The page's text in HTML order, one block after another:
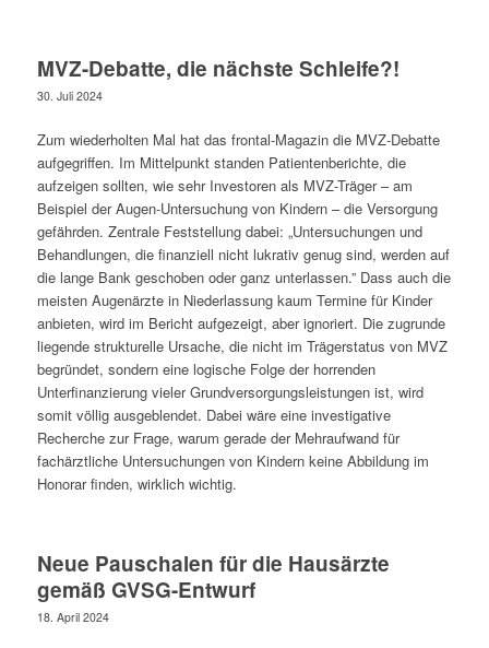
MVZ-Debatte, die nächste Schleife?!
30. Juli 2024
Zum wiederholten Mal hat das frontal-Magazin die MVZ-Debatte
aufgegriffen. Im Mittelpunkt standen Patientenberichte, die
aufzeigen sollten, wie sehr Investoren als MVZ-Träger – am
Beispiel der Augen-Untersuchung von Kindern – die Versorgung
gefährden. Zentrale Feststellung dabei: „Untersuchungen und
Behandlungen, die finanziell nicht lukrativ genug sind, werden auf
die lange Bank geschoben oder ganz unterlassen.” Dass auch die
meisten Augenärzte in Niederlassung kaum Termine für Kinder
anbieten, wird im Bericht aufgezeigt, aber ignoriert. Die zugrunde
liegende strukturelle Ursache, die nicht im Trägerstatus von MVZ
begründet, sondern eine logische Folge der horrenden
Unterfinanzierung vieler Grundversorgungsleistungen ist, wird
somit völlig ausgeblendet. Dabei wäre eine investigative
Recherche zur Frage, warum gerade der Mehraufwand für
fachärztliche Untersuchungen von Kindern keine Abbildung im
Honorar finden, wirklich wichtig.
Neue Pauschalen für die Hausärzte
gemäß GVSG-Entwurf
18. April 2024